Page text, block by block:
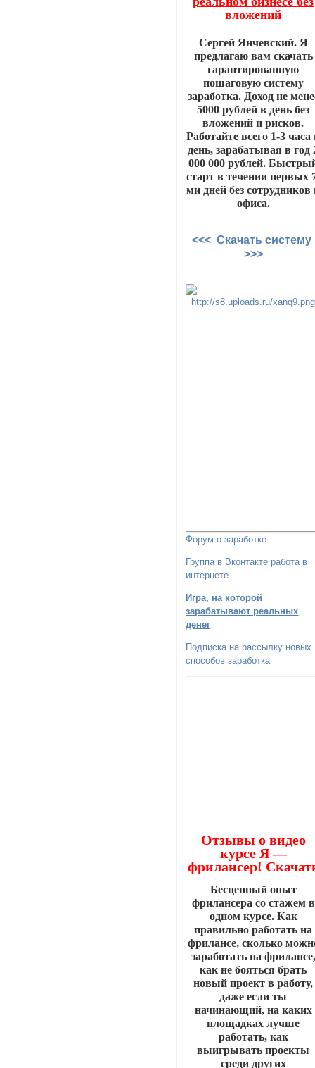
вложений
Сергей Янчевский. Я
предлагаю вам скачать
гарантированную
пошаговую систему
заработка. Доход не
5000 рублей в день без
вложений и рисков.
Работайте всего 1-3 часа
день, зарабатывая в год
000 000 рублей.
старт в течении первых
ми дней без сотрудников
офиса.
<<< Скачать систему
>>>
Форум о заработке
Группа в Вконтакте работа в
интернете
Игра, на которой
зарабатывают реальных
денег
Подписка на рассылку новых
способов заработка
Отзывы о видео
курсе Я —
фрилансер!
Бесценный опыт
фрилансера со стажем в
одном курсе. Как
правильно работать на
фрилансе, сколько
заработать на фрилансе,
как не бояться брать
новый проект в работу,
даже если ты
начинающий, на каких
площадках лучше
работать, как
выигрывать проекты
среди других